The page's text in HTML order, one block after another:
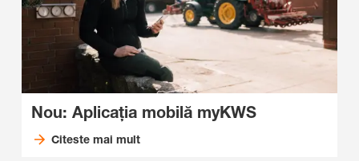
Nou: Aplicația mobilă myKWS
Citeste mai mult